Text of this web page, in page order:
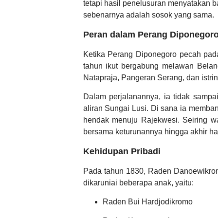
tetapi hasil penelusuran menyatakan
sebenarnya adalah sosok yang sama.
Peran dalam Perang
Ketika Perang Diponegoro pecah
tahun ikut bergabung melawan
Natapraja, Pangeran Serang, dan
Dalam perjalanannya, ia tidak
aliran Sungai Lusi. Di sana ia
hendak menuju Rajekwesi. Seiring
bersama keturunannya hingga akhir
Kehidupan Pribadi
Pada tahun 1830, Raden
dikaruniai beberapa anak, yaitu:
Raden Bui Hardjodikromo